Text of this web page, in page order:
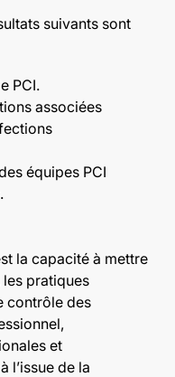
suivants sont
PCI.
associées
équipes PCI
la capacité à mettre
pratiques
contrôle des
et
l’issue de la